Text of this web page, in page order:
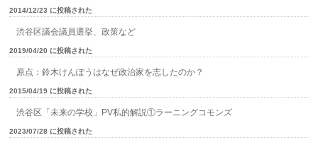
2014/12/23 に投稿された
渋谷区議会議員選挙、政策など
2019/04/20 に投稿された
原点：鈴木けんぽうはなぜ政治家を志したのか？
2015/04/19 に投稿された
渋谷区「未来の学校」PV私的解説①ラーニングコモンズ
2023/07/28 に投稿された